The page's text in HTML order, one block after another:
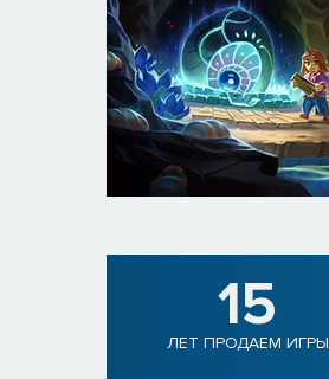
15
ЛЕТ ПРОДАЕМ ИГРЫ